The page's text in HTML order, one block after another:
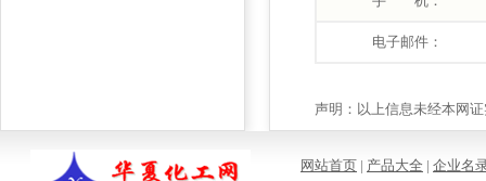
电子邮件：
声明：以上信息未经本网
网站首页 | 产品大全 | 企业名